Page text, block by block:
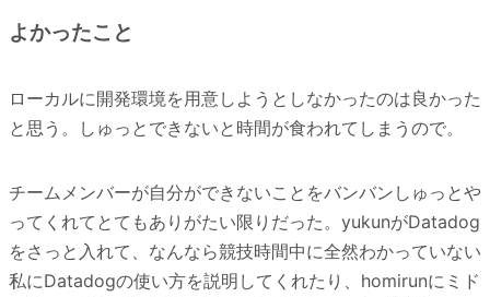
よかったこと
ローカルに開発環境を用意しようとしなかったのは良かった
と思う。しゅっとできないと時間が食われてしまうので。
チームメンバーが自分ができないことをバンバンしゅっとや
ってくれてとてもありがたい限りだった。yukunがDatadog
をさっと入れて、なんなら競技時間中に全然わかっていない
私にDatadogの使い方を説明してくれたり、homirunにミド